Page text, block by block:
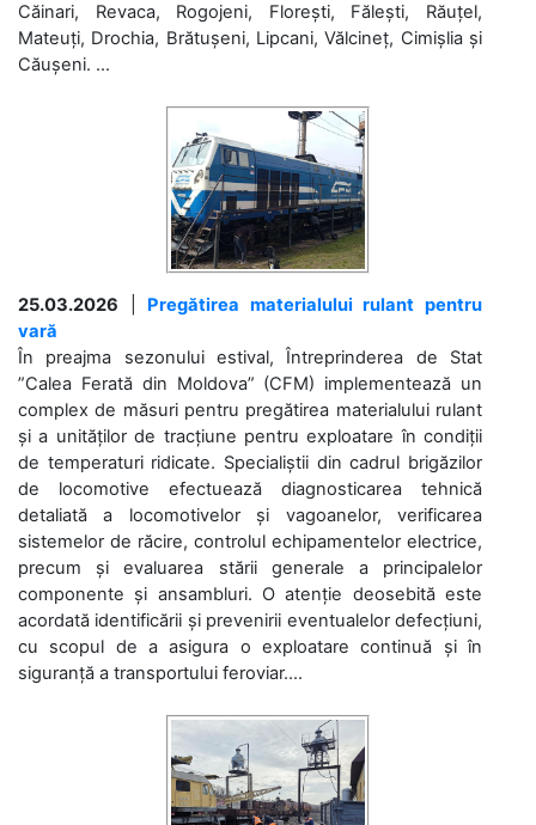
Căinari, Revaca, Rogojeni, Florești, Fălești, Răuțel,
Mateuți, Drochia, Brătușeni, Lipcani, Vălcineț, Cimișlia și
Căușeni. ...
25.03.2026
Pregătirea materialului rulant pentru
vară
În preajma sezonului estival, Întreprinderea de Stat
”Calea Ferată din Moldova” (CFM) implementează un
complex de măsuri pentru pregătirea materialului rulant
și a unităților de tracțiune pentru exploatare în condiții
de temperaturi ridicate. Specialiștii din cadrul brigăzilor
de locomotive efectuează diagnosticarea tehnică
detaliată a locomotivelor și vagoanelor, verificarea
sistemelor de răcire, controlul echipamentelor electrice,
precum și evaluarea stării generale a principalelor
componente și ansambluri. O atenție deosebită este
acordată identificării și prevenirii eventualelor defecțiuni,
cu scopul de a asigura o exploatare continuă și în
siguranță a transportului feroviar....